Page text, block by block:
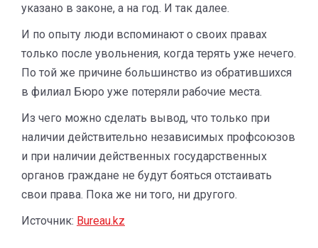
указано в законе, а на год. И так далее.
И по опыту люди вспоминают о своих правах
только после увольнения, когда терять уже нечего.
По той же причине большинство из обратившихся
в филиал Бюро уже потеряли рабочие места.
Из чего можно сделать вывод, что только при
наличии действительно независимых профсоюзов
и при наличии действенных государственных
органов граждане не будут бояться отстаивать
свои права. Пока же ни того, ни другого.
Источник: Bureau.kz